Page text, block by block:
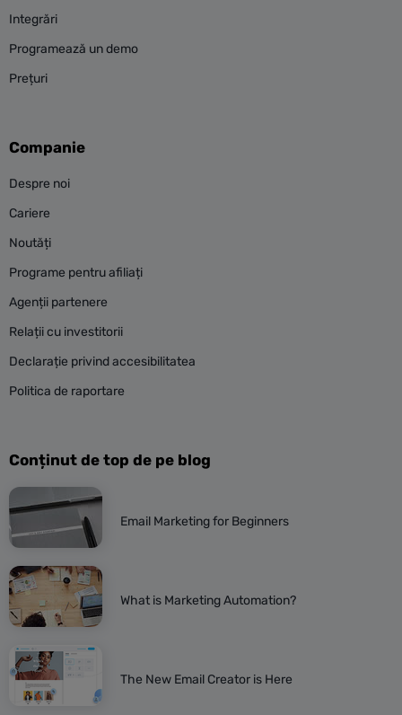
Integrări
Programează un demo
Prețuri
Companie
Despre noi
Cariere
Noutăți
Programe pentru afiliați
Agenții partenere
Relații cu investitorii
Declarație privind accesibilitatea
Politica de raportare
Conținut de top de pe blog
Email Marketing for Beginners
What is Marketing Automation?
The New Email Creator is Here